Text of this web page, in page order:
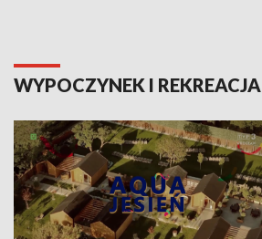
WYPOCZYNEK I REKREACJA